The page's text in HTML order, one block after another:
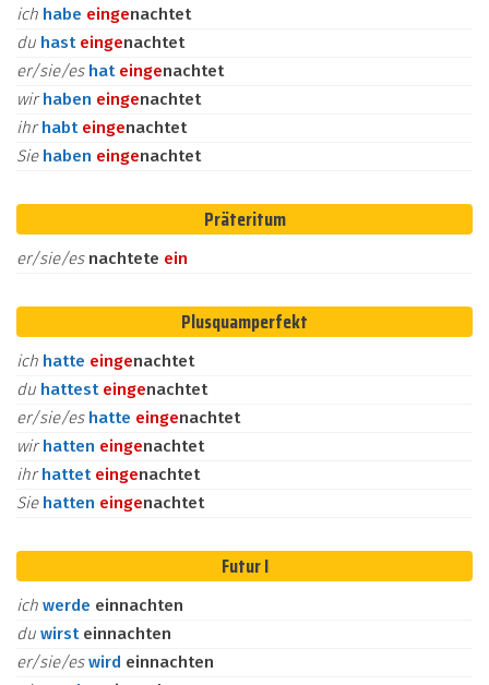
ich habe eingenachtet
du hast eingenachtet
er/sie/es hat eingenachtet
wirhaben eingenachtet
ihrhabt eingenachtet
Sie haben eingenachtet
Präteritum
er/sie/es nachtete ein
Plusquamperfekt
ich hatte eingenachtet
du hattest eingenachtet
er/sie/es hatte eingenachtet
wirhatten eingenachtet
ihrhattet eingenachtet
Sie hatten eingenachtet
Futur I
ich werde einnachten
du wirst einnachten
er/sie/eswird einnachten